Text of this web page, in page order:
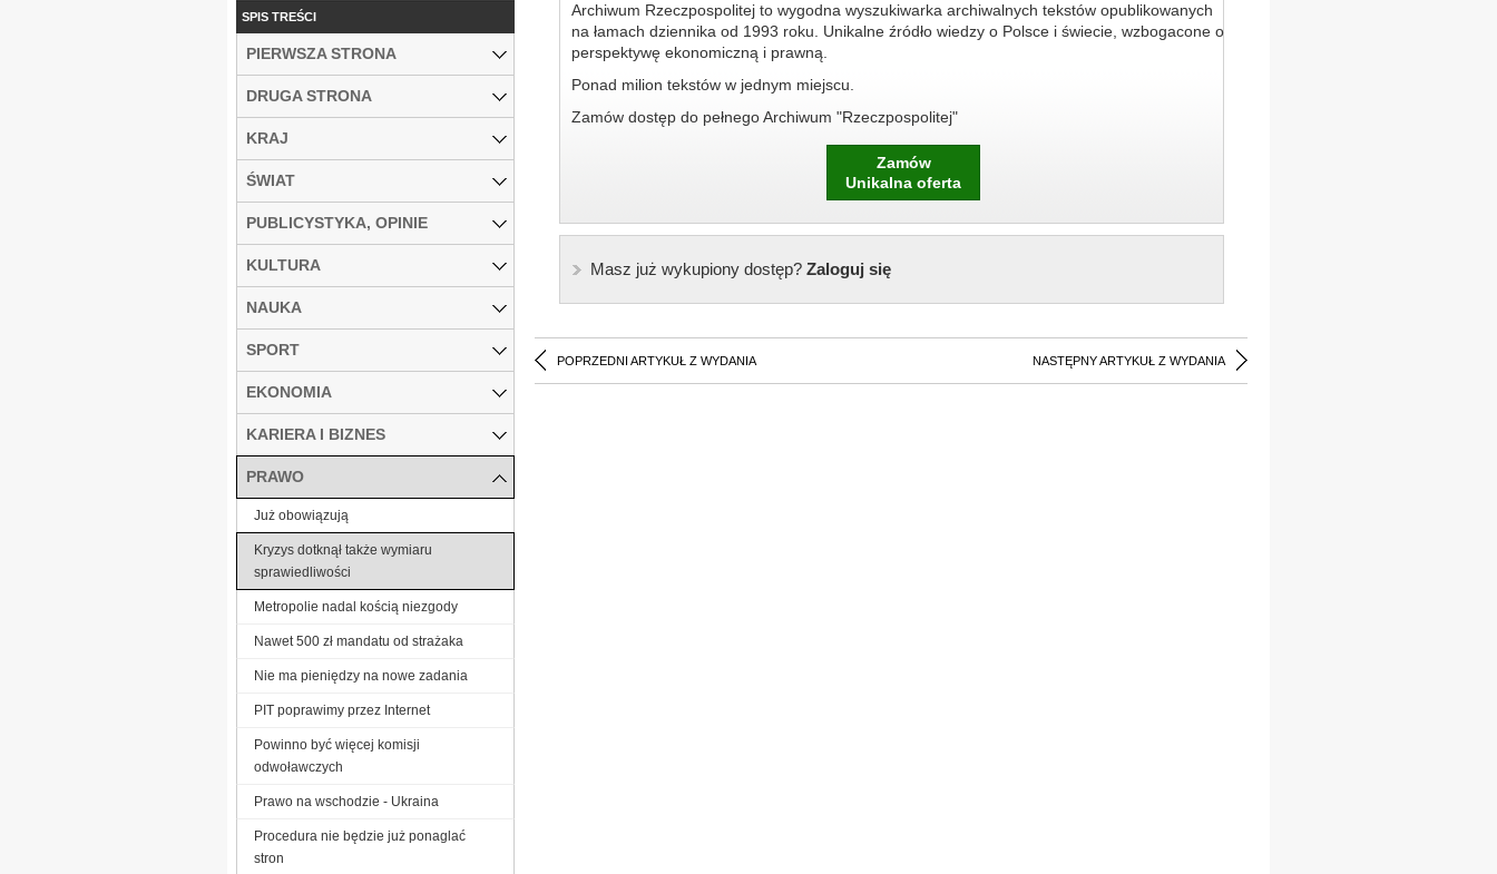
Archiwum Rzeczpospolitej to wygodna wyszukiwarka archiwalnych tekstów opublikowanych
na łamach dziennika od 1993 roku. Unikalne źródło wiedzy o Polsce i świecie, wzbogacone o
perspektywę ekonomiczną i prawną.
Ponad milion tekstów w jednym miejscu.
Zamów dostęp do pełnego Archiwum "Rzeczpospolitej"
Zamów
Unikalna oferta
Masz już wykupiony dostęp?Zaloguj się
POPRZEDNI ARTYKUŁ Z WYDANIA NASTĘPNY ARTYKUŁ Z WYDANIA
SPIS TREŚCI
PIERWSZA STRONA
DRUGA STRONA
KRAJ
ŚWIAT
PUBLICYSTYKA, OPINIE
KULTURA
NAUKA
SPORT
EKONOMIA
KARIERA I BIZNES
PRAWO
Już obowiązują
Kryzys dotknął także wymiaru
sprawiedliwości
Metropolie nadal kością niezgody
Nawet 500 zł mandatu od strażaka
Nie ma pieniędzy na nowe zadania
PIT poprawimy przez Internet
Powinno być więcej komisji
odwoławczych
Prawo na wschodzie - Ukraina
Procedura nie będzie już ponaglać
stron